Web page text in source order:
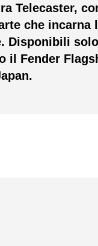
Telecaster,
che incarna
Disponibili
il Fender